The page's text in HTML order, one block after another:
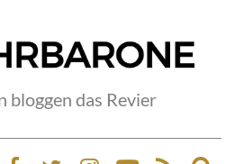
bloggen das Revier